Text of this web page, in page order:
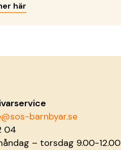
här
barnbyar.se
04
– torsdag 9.00-12.00